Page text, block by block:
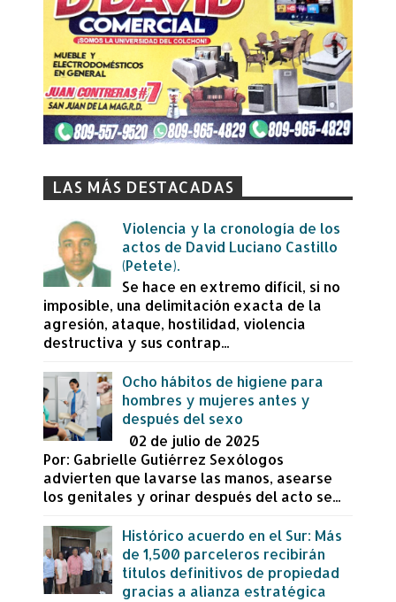
LAS MÁS DESTACADAS
Violencia y la cronología de los
actos de David Luciano Castillo
(Petete).
Se hace en extremo difícil, si no
imposible, una delimitación exacta de la
agresión, ataque, hostilidad, violencia
destructiva y sus contrap...
Ocho hábitos de higiene para
hombres y mujeres antes y
después del sexo
02 de julio de 2025
Por: Gabrielle Gutiérrez Sexólogos
advierten que lavarse las manos, asearse
los genitales y orinar después del acto se...
Histórico acuerdo en el Sur: Más
de 1,500 parceleros recibirán
títulos definitivos de propiedad
gracias a alianza estratégica